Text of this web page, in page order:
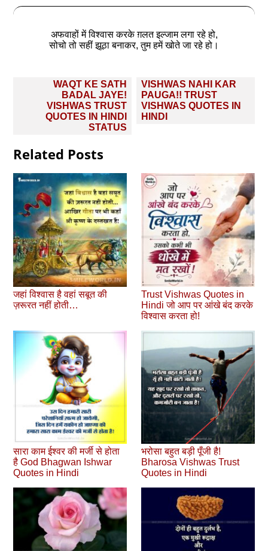
अफवाहों में विश्वास करके ग़लत इल्जाम लगा रहे हो,
सोचो तो सहीं झूठा बनाकर, तुम‌ हमें खोते जा रहे हो।
navigation
WAQT KE SATH
BADAL JAYE!
VISHWAS TRUST
QUOTES IN HINDI
STATUS
VISHWAS NAHI KAR
PAUGA!! TRUST
VISHWAS QUOTES IN
HINDI
Related Posts
जहां विश्वास है वहां सबूत की
ज़रूरत नहीं होती…
Trust Vishwas Quotes in
Hindi जो आप पर आंखे बंद करके
विश्‍वास करता हो!
सारा काम ईश्वर की मर्जी से होता
है God Bhagwan Ishwar
Quotes in Hindi
भरोसा बहुत बड़ी पूँजी है!
Bharosa Vishwas Trust
Quotes in Hindi